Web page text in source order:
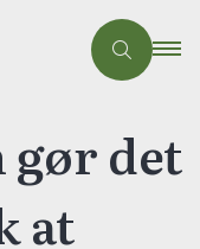
det
at